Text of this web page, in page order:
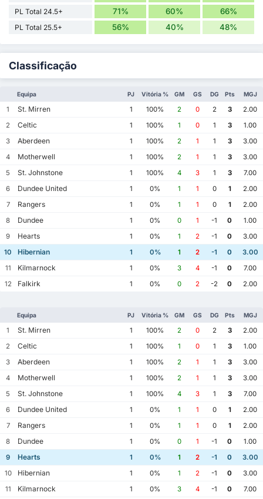
PL Total 24.5+ 71% 60% 66%
PL Total 25.5+ 56% 40% 48%
Classificação
Equipa PJ Vitória % GM GS DG Pts MGJ
1 St. Mirren 1 100% 2 0 2 3
2.00
2
Celtic 1 100% 1 0 1 3
1.00
3
Aberdeen 1 100% 2 1 1 3
3.00
4
Motherwell 1 100% 2 1 1 3
3.00
5
St. Johnstone 1 100% 4 3 1 3
7.00
6
Dundee United 1 0% 1 1 0 1
2.00
7
Rangers 1 0% 1 1 0 1
2.00
8
Dundee 1 0% 0 1 -1 0
1.00
9
Hearts 1 0% 1 2 -1 0
3.00
10
Hibernian 1 0% 1 2 -1 0
3.00
11
Kilmarnock 1 0% 3 4 -1 0
7.00
12
Falkirk 1 0% 0 2 -2 0 2.00
Equipa PJ Vitória % GM GS DG Pts MGJ
1 St. Mirren 1 100% 2 0 2 3
2.00
2
Celtic 1 100% 1 0 1 3
1.00
3
Aberdeen 1 100% 2 1 1 3
3.00
4
Motherwell 1 100% 2 1 1 3
3.00
5
St. Johnstone 1 100% 4 3 1 3
7.00
6
Dundee United 1 0% 1 1 0 1
2.00
7
Rangers 1 0% 1 1 0 1
2.00
8
Dundee 1 0% 0 1 -1 0
1.00
9
Hearts 1 0% 1 2 -1 0
3.00
10
Hibernian 1 0% 1 2 -1 0
3.00
11
Kilmarnock 1 0% 3 4 -1 0
7.00